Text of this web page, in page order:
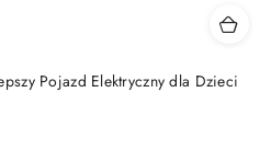
Pojazd Elektryczny dla Dzieci